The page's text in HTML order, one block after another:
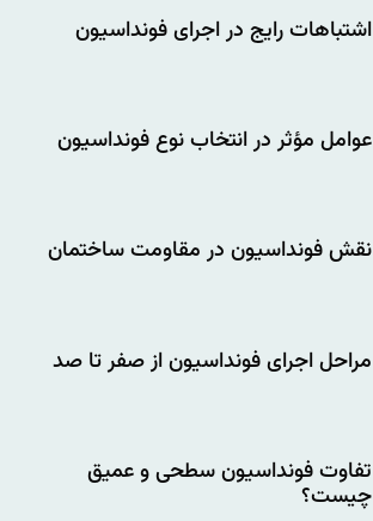
اشتباهات رایج در اجرای فونداسیون
عوامل مؤثر در انتخاب نوع فونداسیون
نقش فونداسیون در مقاومت ساختمان
مراحل اجرای فونداسیون از صفر تا صد
تفاوت فونداسیون سطحی و عمیق
چیست؟